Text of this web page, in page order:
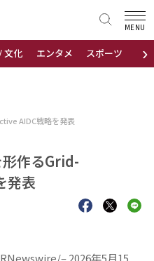
›
文化 エンタメ スポーツ 地域
MENU
AIDC戦略を発表
作るGrid-
発表
– 2026年5月15